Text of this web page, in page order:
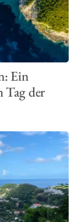
Ein
Tag der